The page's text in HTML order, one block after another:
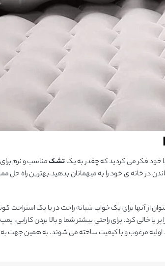
خود فکر می کردید که چقدر به یکتشکمناسب و نرم
در خانه ی خود را به میهمانان بدهید.بهترین راه حل
از آنها برای یک خواب شبانه راحت در یا یک استراحت
اولیه مرغوب و با کیفیت ساخته می شوند. به همین جهت